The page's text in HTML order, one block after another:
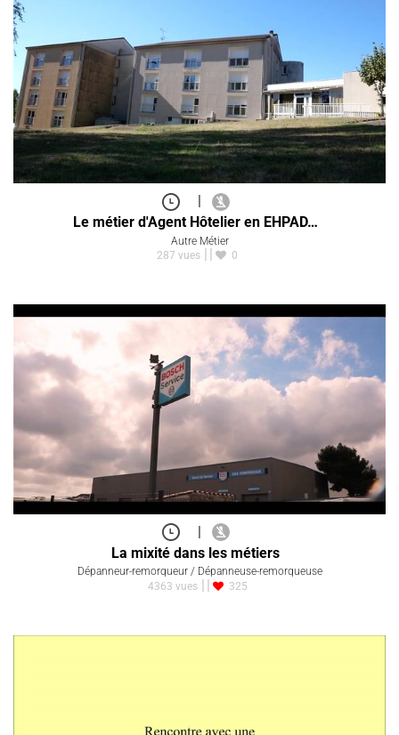
Le métier d'Agent Hôtelier en EHPAD…
Autre Métier
287 vues
0
|
La mixité dans les métiers
Dépanneur-remorqueur / Dépanneuse-remorqueuse
4363 vues
325